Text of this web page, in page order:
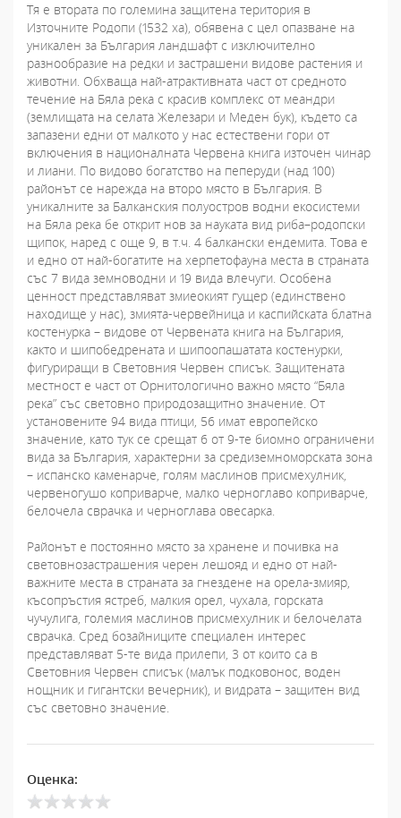
Тя е втората по големина защитена територия в
Източните Родопи (1532 ха), обявена с цел опазване на
уникален за България ландшафт с изключително
разнообразие на редки и застрашени видове растения и
животни. Обхваща най-атрактивната част от средното
течение на Бяла река с красив комплекс от меандри
(землищата на селата Железари и Меден бук), където са
запазени едни от малкото у нас естествени гори от
включения в националната Червена книга източен чинар
и лиани. По видово богатство на пеперуди (над 100)
районът се нарежда на второ място в България. В
уникалните за Балканския полуостров водни екосистеми
на Бяла река бе открит нов за науката вид риба–родопски
щипок, наред с още 9, в т.ч. 4 балкански ендемита. Това е
и едно от най-богатите на херпетофауна места в страната
със 7 вида земноводни и 19 вида влечуги. Особена
ценност представляват змиеокият гущер (единствено
находище у нас), змията-червейница и каспийската блатна
костенурка – видове от Червената книга на България,
както и шипобедрената и шипоопашатата костенурки,
фигуриращи в Световния Червен списък. Защитената
местност е част от Орнитологично важно място “Бяла
река” със световно природозащитно значение. От
установените 94 вида птици, 56 имат европейско
значение, като тук се срещат 6 от 9-те биомно ограничени
вида за България, характерни за средиземноморската зона
– испанско каменарче, голям маслинов присмехулник,
червеногушо коприварче, малко черноглаво коприварче,
белочела сврачка и черноглава овесарка.
Районът е постоянно място за хранене и почивка на
световнозастрашения черен лешояд и едно от най-
важните места в страната за гнездене на орела-змияр,
късопръстия ястреб, малкия орел, чухала, горската
чучулига, големия маслинов присмехулник и белочелата
сврачка. Сред бозайниците специален интерес
представляват 5-те вида прилепи, 3 от които са в
Световния Червен списък (малък подковонос, воден
нощник и гигантски вечерник), и видрата – защитен вид
със световно значение.
Оценка: